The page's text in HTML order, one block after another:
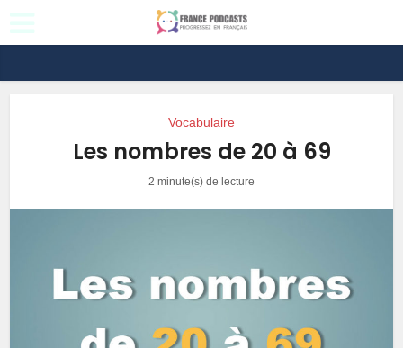
Vocabulaire
Les nombres de 20 à 69
2 minute(s) de lecture